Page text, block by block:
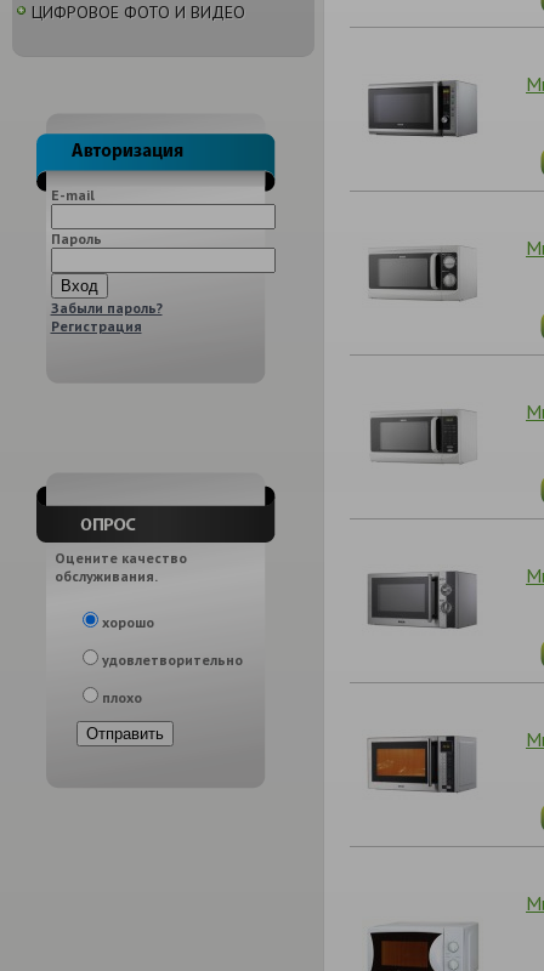
ЦИФРОВОЕ ФОТО И ВИДЕО
E-mail
Пароль
Забыли пароль?
Регистрация
Оцените качество
обслуживания.
хорошо
удовлетворительно
плохо